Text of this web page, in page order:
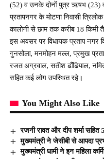
(52) व उनके दोनों पुत्र ऋषभ (23) व
प्रतापनगर के मोटणा निवासी
कालोनी से छाम तक करीब 18 किमी
इस अवसर पर विधायक प्रताप नगर
गुनसोला, मनमोहन मल्ल, प्रमुख
रजत अग्रवाल, सतीश ढौंढियाल,
सहित कई लोग उपस्थित रहे।
You Might Also Like
रजनी रावत और दीप शर्मा
मुख्यमंत्री ने जेसीबी से आपदा
मुख्यमंत्री धामी ने इन महिला